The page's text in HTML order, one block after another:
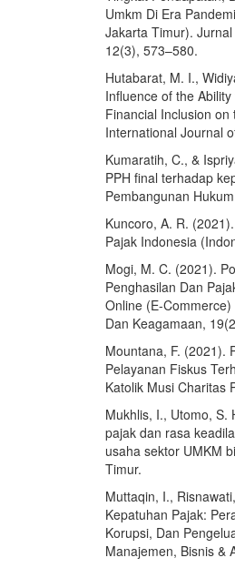
Umkm Di Era
Jakarta Timur).
12(3), 573–580.
Hutabarat, M. I.,
Influence of the
Financial Inclusion
International Journal
Kumaratih, C., &
PPH final terhadap
Pembangunan
Kuncoro, A. R.
Pajak Indonesia
Mogi, M. C. (2021).
Penghasilan Dan
Online (E-
Dan Keagamaan,
Mountana, F. (2021).
Pelayanan Fiskus
Katolik Musi Charitas
Mukhlis, I., Utomo, S.
pajak dan rasa
usaha sektor UMKM
Timur.
Muttaqin, I.,
Kepatuhan Pajak:
Korupsi, Dan
Manajemen, Bisnis &